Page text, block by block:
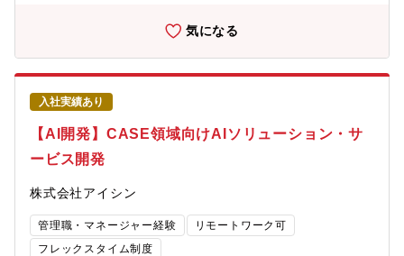
さらに、設計、営業、海外拠点など多岐にわたる関係部門との業
務により、コミュニケーション力や英語力の向上が図れます。海
外出張の可能性もあります。【環境】 基本は本社勤務ですが、希
望により、海外駐在にもチャレンジすることができます。<< スズ
キならではの仕事のやりがい>>新商品を企画する重要な役割を担
います。市場調査の計画立案から実施まで担当し、お客様のニー
ズを深く理解して、満足いただける商品を企画します。開発日程
の立案や目標品質・性能・仕様の設定を通じて、プロジェクトを
成功に導き、自ら企画した商品を市場に届けるやりがいを感じる
の品質確認、販促検討など多岐にわたる業務に関わることがで
≫・グローバルでの自動車業界の知見が身につき、調査分析含め
企画業務全般の実務経験を積むことができます。・設計、営業、
海外拠点など多岐にわたる関係部門との業務により、コミュニケ
ーション力や英語力の向上が図れます。・海外出張または駐在の
可能性もあります。≪入社後の教育体制≫・社内/社外講習会への
参加（階層別研修含む）・レベルに合わせたOJT教育≪職場のア
ピールポイント≫チーム一丸となり、お客様に喜んでもらえる企
画立案から立上げまで携わることができます。≪応募者へのメッ
セージ≫こうあるべきだという根拠を集めて関係者にしっかり伝
いう意欲と行動力がある方、ご応募お待ちしています！
気になる
入社実績あり
【AI開発】CASE領域向けAIソリューション・サ
ービス開発
株式会社アイシン
管理職・マネージャー経験
リモートワーク可
フレックスタイム制度